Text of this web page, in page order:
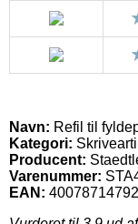
Navn: Refil til
Kategori:
Producent:
Varenummer:
EAN: